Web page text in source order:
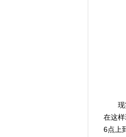
现实
在这
6点上